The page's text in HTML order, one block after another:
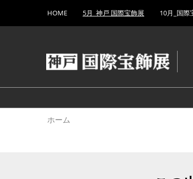
キ
し
て
to
HOME 5月_神戸 国際宝飾展 10月_国際
ホーム